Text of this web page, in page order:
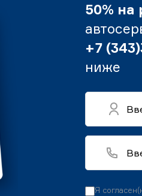
50% на
+7
ниже
Я